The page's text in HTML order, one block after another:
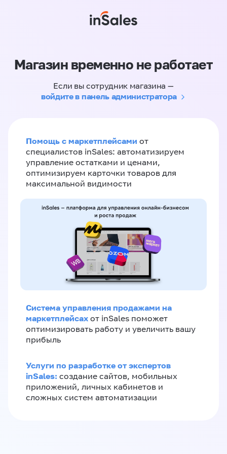
Магазин временно не работает
Если вы сотрудник магазина —
войдите в панель администратора
Помощь с маркетплейсами от
специалистов inSales: автоматизируем
управление остатками и ценами,
оптимизируем карточки товаров для
максимальной видимости
Система управления продажами на
маркетплейсах от inSales поможет
оптимизировать работу и увеличить вашу
прибыль
Услуги по разработке от экспертов
inSales: создание сайтов, мобильных
приложений, личных кабинетов и
сложных систем автоматизации